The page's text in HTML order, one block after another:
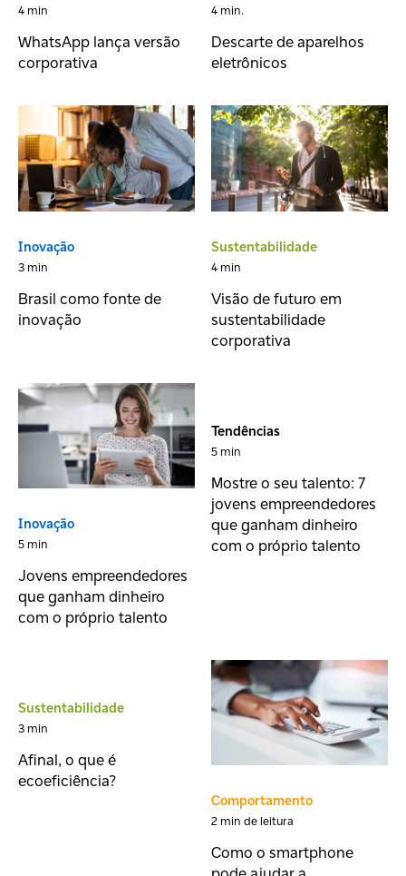
4 min
WhatsApp lança versão
corporativa
4 min.
Descarte de aparelhos
eletrônicos
Inovação
3 min
Brasil como fonte de
inovação
Sustentabilidade
4 min
Visão de futuro em
sustentabilidade
corporativa
Inovação
5 min
Jovens empreendedores
que ganham dinheiro
com o próprio talento
Tendências
5 min
Mostre o seu talento: 7
jovens empreendedores
que ganham dinheiro
com o próprio talento
Sustentabilidade
3 min
Afinal, o que é
ecoeficiência?
Comportamento
2 min de leitura
Como o smartphone